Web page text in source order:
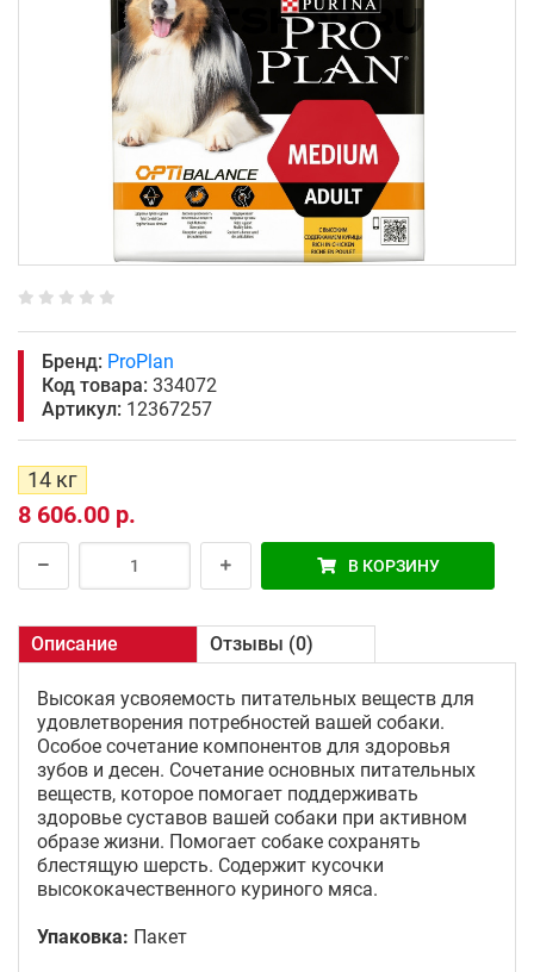
Бренд: ProPlan
Код товара: 334072
Артикул: 12367257
14 кг
8 606.00 р.
В КОРЗИНУ
Описание Отзывы (0)
Высокая усвояемость питательных веществ для
удовлетворения потребностей вашей собаки.
Особое сочетание компонентов для здоровья
зубов и десен. Сочетание основных питательных
веществ, которое помогает поддерживать
здоровье суставов вашей собаки при активном
образе жизни. Помогает собаке сохранять
блестящую шерсть. Содержит кусочки
высококачественного куриного мяса.
Упаковка: Пакет